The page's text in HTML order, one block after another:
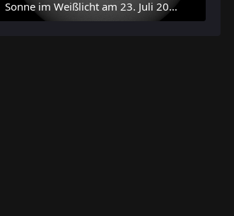
Sonne im Weißlicht am 23. Juli 2026 um 16:07 MESZ
24. Juli 2026 um 20:42